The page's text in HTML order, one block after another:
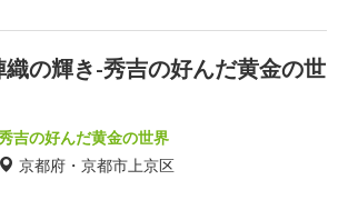
の輝き-秀吉の好んだ黄金の世
吉の好んだ黄金の世界
京都府・京都市上京区